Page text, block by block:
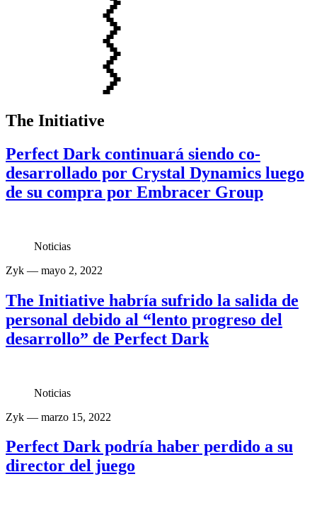
The Initiative
Perfect Dark continuará siendo co-
desarrollado por Crystal Dynamics luego
de su compra por Embracer Group
Noticias
Zyk — mayo 2, 2022
The Initiative habría sufrido la salida de
personal debido al “lento progreso del
desarrollo” de Perfect Dark
Noticias
Zyk — marzo 15, 2022
Perfect Dark podría haber perdido a su
director del juego